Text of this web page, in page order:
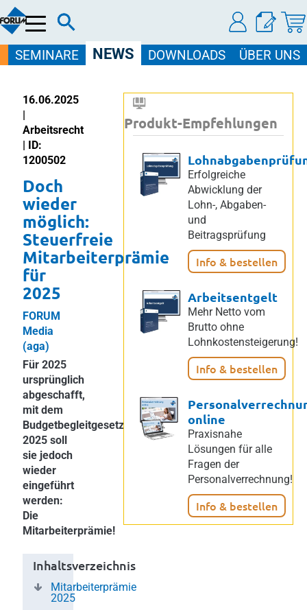
Menü
SEMINARE NEWS DOWNLOADS ÜBER UNS
16.06.2025
|
Arbeitsrecht
| ID:
1200502
Doch
wieder
möglich:
Steuerfreie
Mitarbeiterprämie
für
2025
FORUM
Media
(aga)
Für 2025
ursprünglich
abgeschafft,
mit dem
Budgetbegleitgesetz
2025 soll
sie jedoch
wieder
eingeführt
werden:
Die
Mitarbeiterprämie!
Inhaltsverzeichnis
Mitarbeiterprämie
2025
Produkt-Empfehlungen
Erfolgreiche
Abwicklung der
Lohn-, Abgaben-
und
Beitragsprüfung
Info & bestellen
Arbeitsentgelt
Mehr Netto vom
Brutto ohne
Lohnkostensteigerung!
Info & bestellen
online
Praxisnahe
Lösungen für alle
Fragen der
Personalverrechnung!
Info & bestellen